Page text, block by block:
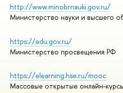
http://www.minobrnauki.gov.ru/
Министерство науки и высшего
https://edu.gov.ru/
Министерство просвещения РФ
https://elearning.hse.ru/mooc
Массовые открытые онлайн-